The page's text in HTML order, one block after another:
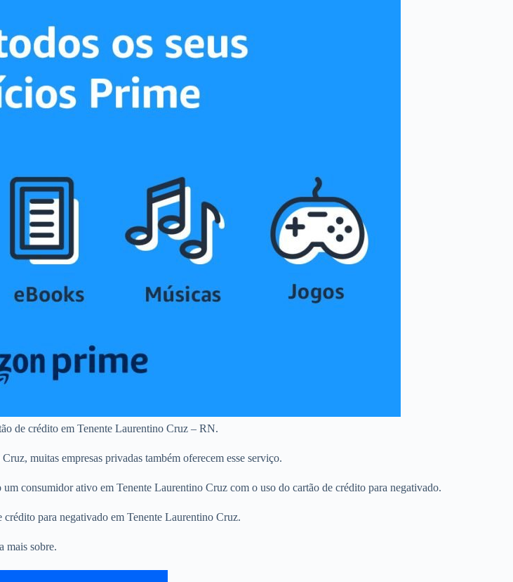
de crédito em Tenente Laurentino Cruz – RN.
muitas empresas privadas também oferecem esse serviço.
consumidor ativo em Tenente Laurentino Cruz com o uso do cartão de crédito para negativado.
para negativado em Tenente Laurentino Cruz.
mais sobre.